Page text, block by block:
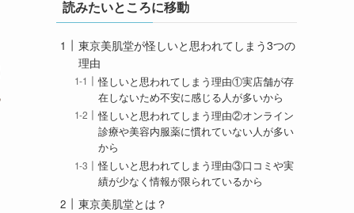
読みたいところに移動
東京美肌堂が怪しいと思われてしまう3つの
理由
怪しいと思われてしまう理由①実店舗が存
在しないため不安に感じる人が多いから
怪しいと思われてしまう理由②オンライン
診療や美容内服薬に慣れていない人が多い
から
怪しいと思われてしまう理由③口コミや実
績が少なく情報が限られているから
東京美肌堂とは？